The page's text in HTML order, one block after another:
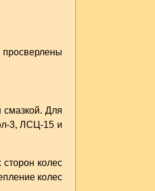
просверлены
смазкой. Для
3, ЛСЦ-15 и
колес
колес